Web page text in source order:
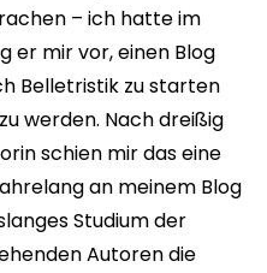
– ich hatte im
er mir vor, einen Blog
Belletristik zu starten
werden. Nach dreißig
schien mir das eine
an meinem Blog
Studium der
Autoren die